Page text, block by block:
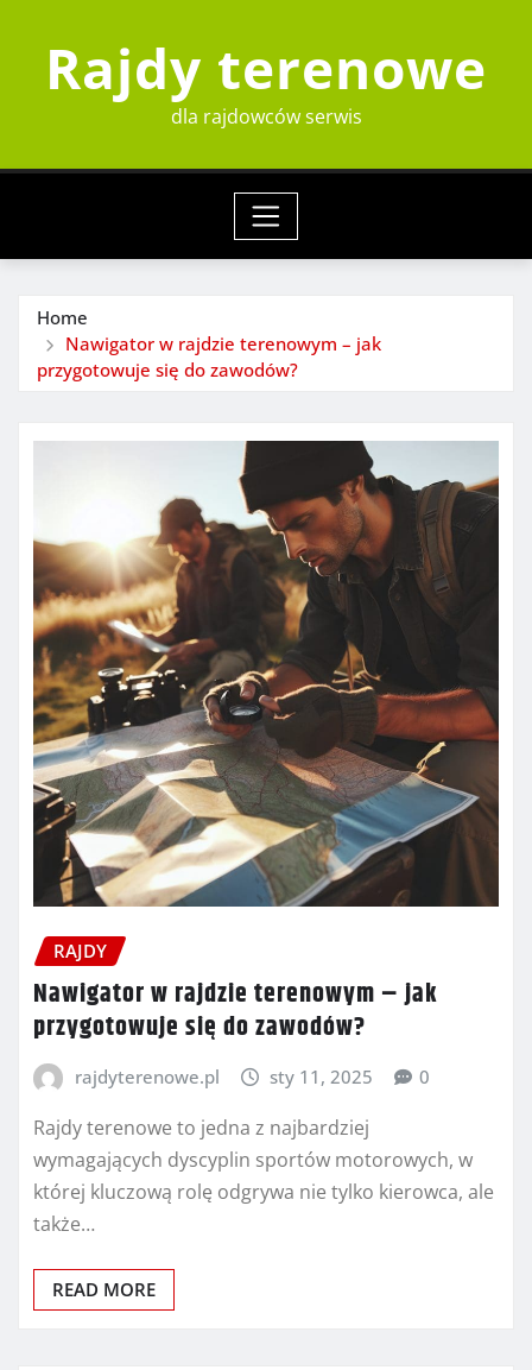
contentRajdy terenowe
dla rajdowców serwis
Home
Nawigator w rajdzie terenowym – jak
przygotowuje się do zawodów?
RAJDY
Nawigator w rajdzie terenowym – jak
przygotowuje się do zawodów?
rajdyterenowe.pl sty 11, 2025 0
Rajdy terenowe to jedna z najbardziej
wymagających dyscyplin sportów motorowych, w
której kluczową rolę odgrywa nie tylko kierowca, ale
także…
READ MORE